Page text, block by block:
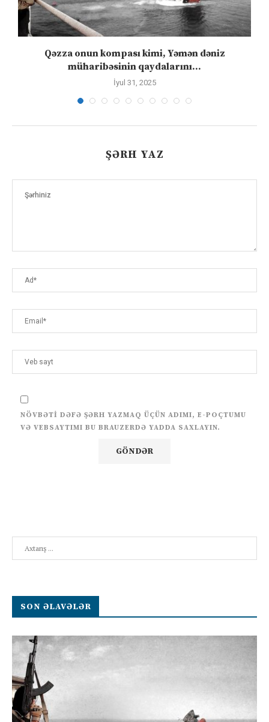
Qəzza onun kompası kimi, Yəmən dəniz
müharibəsinin qaydalarını...
İyul 31, 2025
ŞƏRH YAZ
NÖVBƏTI DƏFƏ ŞƏRH YAZMAQ ÜÇÜN ADIMI, E-POÇTUMU
VƏ VEBSAYTIMI BU BRAUZERDƏ YADDA SAXLAYIN.
SON ƏLAVƏLƏR